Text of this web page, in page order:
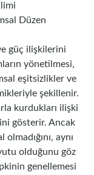
Düzen
güç ilişkilerini
yönetilmesi,
eşitsizlikler ve
şekillenir.
kurdukları ilişki
gösterir. Ancak
aynı
olduğunu göz
genellemesi